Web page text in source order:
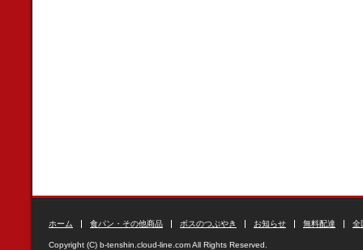
ホーム 食パン・その他商品 ボスのつぶやき お知らせ 無料配達 全
Copyright (C) b-tenshin.cloud-line.com All Rights Reserved.